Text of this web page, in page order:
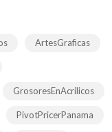
ArtesGraficas
GrosoresEnAcrilicos
PivotPricerPanama